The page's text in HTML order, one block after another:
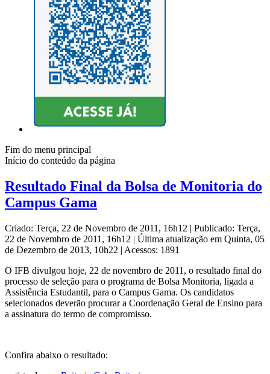
Fim do menu principal
Início do conteúdo da página
Resultado Final da Bolsa de Monitoria do
Campus Gama
Criado: Terça, 22 de Novembro de 2011, 16h12 | Publicado: Terça,
22 de Novembro de 2011, 16h12 | Última atualização em Quinta, 05
de Dezembro de 2013, 10h22 | Acessos: 1891
O IFB divulgou hoje, 22 de novembro de 2011, o resultado final do
processo de seleção para o programa de Bolsa Monitoria, ligada a
Assistência Estudantil, para o Campus Gama. Os candidatos
selecionados deverão procurar a Coordenação Geral de Ensino para
a assinatura do termo de compromisso.
Confira abaixo o resultado: